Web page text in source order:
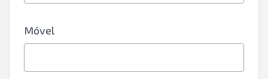
Móvel